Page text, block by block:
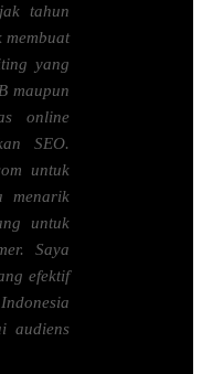
tahun
membuat
yang
maupun
online
SEO.
untuk
menarik
untuk
Saya
efektif
audiens